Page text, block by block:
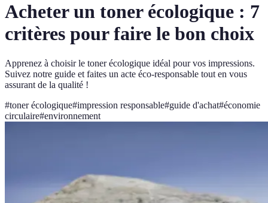
Acheter un toner écologique : 7
critères pour faire le bon choix
Apprenez à choisir le toner écologique idéal pour vos impressions.
Suivez notre guide et faites un acte éco-responsable tout en vous
assurant de la qualité !
#toner écologique#impression responsable#guide d'achat#économie
circulaire#environnement